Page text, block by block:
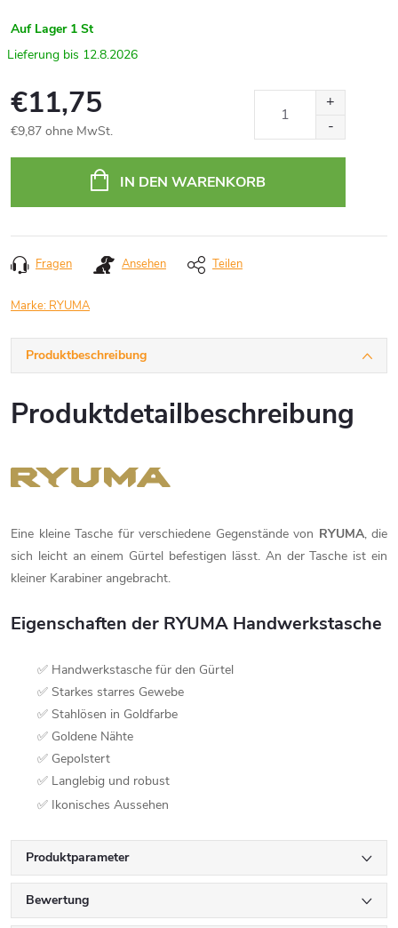
Auf Lager 1 St
12.8.2026
€11,75
€9,87 ohne MwSt.
IN DEN WARENKORB
Fragen Ansehen Teilen
Marke: RYUMA
Produktbeschreibung
Produktdetailbeschreibung
Eine kleine Tasche für verschiedene Gegenstände von RYUMA, die
sich leicht an einem Gürtel befestigen lässt. An der Tasche ist ein
kleiner Karabiner angebracht.
Eigenschaften der RYUMA Handwerkstasche
✅ Handwerkstasche für den Gürtel
✅ Starkes starres Gewebe
✅ Stahlösen in Goldfarbe
✅ Goldene Nähte
✅ Gepolstert
✅ Langlebig und robust
✅ Ikonisches Aussehen
Produktparameter
Bewertung